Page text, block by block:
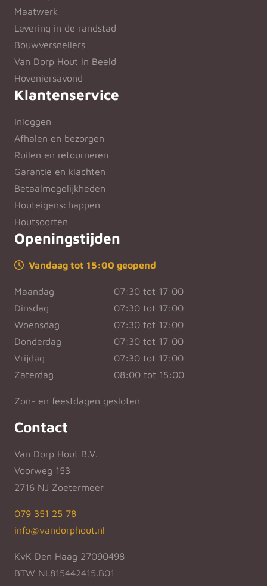
Maatwerk
Levering in de randstad
Bouwversnellers
Van Dorp Hout in Beeld
Hoveniersavond
Klantenservice
Inloggen
Afhalen en bezorgen
Ruilen en retourneren
Garantie en klachten
Betaalmogelijkheden
Houteigenschappen
Houtsoorten
Openingstijden
Vandaag tot 15:00 geopend
Maandag
07:30 tot 17:00
Dinsdag
07:30 tot 17:00
Woensdag
07:30 tot 17:00
Donderdag
07:30 tot 17:00
Vrijdag
07:30 tot 17:00
Zaterdag
08:00 tot 15:00
Zon- en feestdagen gesloten
Contact
Van Dorp Hout B.V.
Voorweg 153
2716 NJ Zoetermeer
079 351 25 78
info@vandorphout.nl
KvK Den Haag 27090498
BTW NL815442415.B01